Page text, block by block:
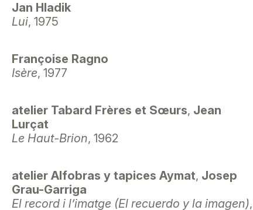
Jan Hladik
Lui, 1975
Françoise Ragno
Isère, 1977
atelier Tabard Frères et Sœurs, Jean
Lurçat
Le Haut-Brion, 1962
atelier Alfobras y tapices Aymat, Josep
Grau-Garriga
El record i l’imatge (El recuerdo y la imagen),